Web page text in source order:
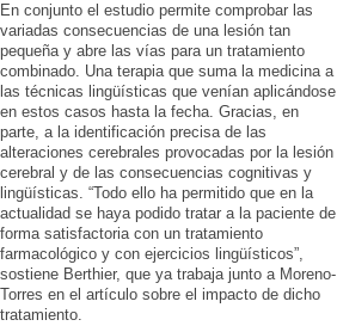
En conjunto el estudio permite comprobar las
variadas consecuencias de una lesión tan
pequeña y abre las vías para un tratamiento
combinado. Una terapia que suma la medicina a
las técnicas lingüísticas que venían aplicándose
en estos casos hasta la fecha. Gracias, en
parte, a la identificación precisa de las
alteraciones cerebrales provocadas por la lesión
cerebral y de las consecuencias cognitivas y
lingüísticas. “Todo ello ha permitido que en la
actualidad se haya podido tratar a la paciente de
forma satisfactoria con un tratamiento
farmacológico y con ejercicios lingüísticos”,
sostiene Berthier, que ya trabaja junto a Moreno-
Torres en el artículo sobre el impacto de dicho
tratamiento.